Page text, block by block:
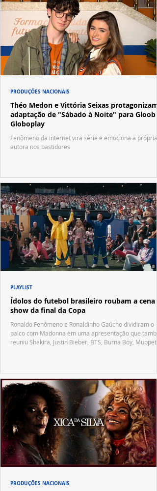
Théo Medon e Vittória Seixas protagonizam
adaptação de "Sábado à Noite" para Gloob e
Globoplay
Fenômeno da internet vira série e emociona a própria
autora nos bastidores
PRODUÇÕES NACIONAIS
Ídolos do futebol brasileiro roubam a cena
show da final da Copa
Ronaldo Fenômeno e Ronaldinho Gaúcho dividiram o
palco com Madonna em uma apresentação que
reuniu Shakira, Justin Bieber, BTS, Burna Boy, Muppets,
PLAYLIST
PRODUÇÕES NACIONAIS